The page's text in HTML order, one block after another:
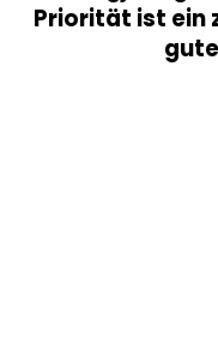
Priorität ist ein